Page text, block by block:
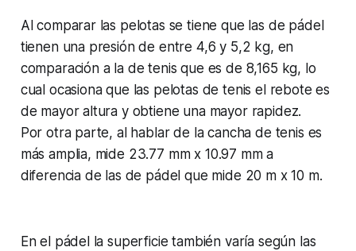
Al comparar las pelotas se tiene que las de pádel
tienen una presión de entre 4,6 y 5,2 kg, en
comparación a la de tenis que es de 8,165 kg, lo
cual ocasiona que las pelotas de tenis el rebote es
de mayor altura y obtiene una mayor rapidez.
Por otra parte, al hablar de la cancha de tenis es
más amplia, mide 23.77 mm x 10.97 mm a
diferencia de las de pádel que mide 20 m x 10 m.
En el pádel la superficie también varía según las